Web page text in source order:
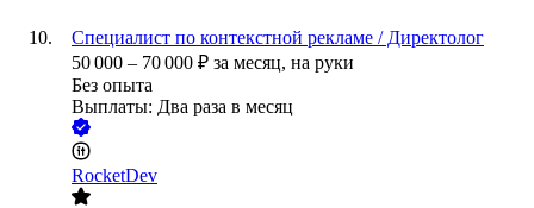
Специалист по контекстной рекламе / Директолог
50 000 – 70 000 ₽ за месяц, на руки
Без опыта
Выплаты: Два раза в месяц
RocketDev